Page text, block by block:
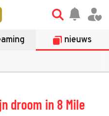
nieuws
droom in 8 Mile